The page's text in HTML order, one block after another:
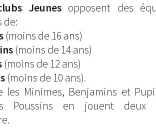
Jeunes opposent des
de:
(moins de 16 ans)
(moins de 14 ans)
(moins de 12 ans)
(moins de 10 ans).
les Minimes, Benjamins et
Poussins en jouent deux